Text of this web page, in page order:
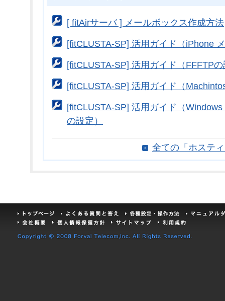
[ fitAirサーバ ] メールボックス作成方法
[fitCLUSTA-SP] 活用ガイド（iPhone
[fitCLUSTA-SP] 活用ガイド（FFFTP
[fitCLUSTA-SP] 活用ガイド（
[fitCLUSTA-SP] 活用ガイド（
の設定）
全ての「ホステ